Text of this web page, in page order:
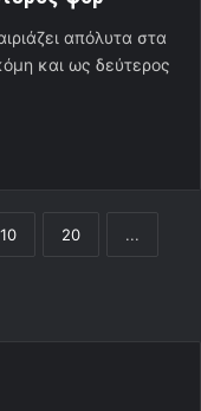
απόλυτα στα
και ως δεύτερος
10 20 ...